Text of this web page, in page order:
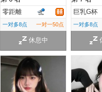
零距離
一对多8点 一对一50点
休息中
巨乳G杯
一对多8点